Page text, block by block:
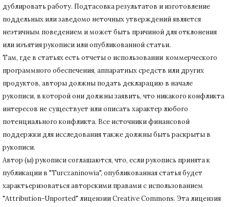
дублировать работу. Подтасовка результатов и изготовление
поддельных или заведомо неточных утверждений является
неэтичным поведением и может быть причиной для отклонения
или изъятия рукописи или опубликованной статьи.
Там, где в статьях есть отчеты о использовании коммерческого
программного обеспечения, аппаратных средств или других
продуктов, авторы должны подать декларацию в начале
рукописи, в которой они должны заявить, что никакого конфликта
интересов не существует или описать характер любого
потенциального конфликта. Все источники финансовой
поддержки для исследования также должны быть раскрыты в
рукописи.
Автор (ы) рукописи соглашаются, что, если рукопись принята к
публикации в "Turczaninowia", опубликованная статья будет
характьеризоваться авторскими правами с использованием
"Attribution-Unported" лицензии Creative Commons. Эта лицензия